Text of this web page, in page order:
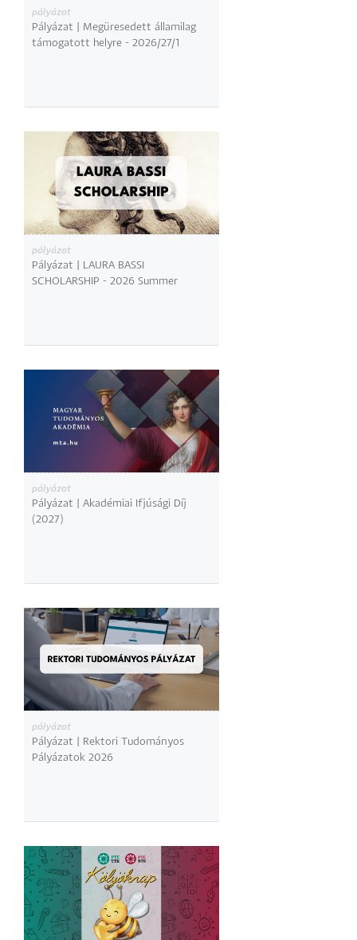
pályázat
Pályázat | Megüresedett államilag
támogatott helyre - 2026/27/1
pályázat
Pályázat | LAURA BASSI
SCHOLARSHIP - 2026 Summer
pályázat
Pályázat | Akadémiai Ifjúsági Díj
(2027)
pályázat
Pályázat | Rektori Tudományos
Pályázatok 2026